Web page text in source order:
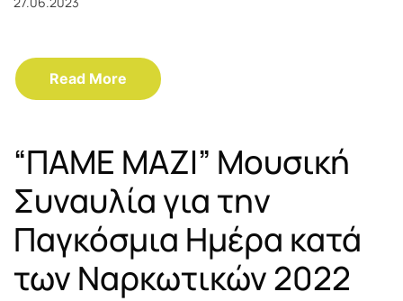
Read More
“ΠΑΜΕ ΜΑΖΙ” Μουσική
Συναυλία για την
Παγκόσμια Ημέρα κατά
των Ναρκωτικών 2022